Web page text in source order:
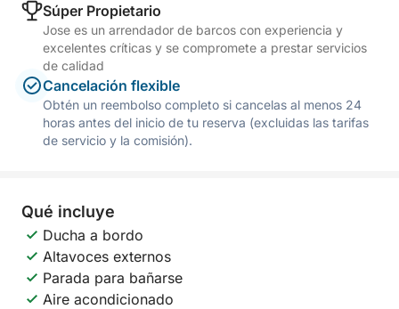
Súper Propietario
Jose es un arrendador de barcos con experiencia y
excelentes críticas y se compromete a prestar servicios
de calidad
Cancelación flexible
Obtén un reembolso completo si cancelas al menos 24
horas antes del inicio de tu reserva (excluidas las tarifas
de servicio y la comisión).
Qué incluye
Ducha a bordo
Altavoces externos
Parada para bañarse
Aire acondicionado